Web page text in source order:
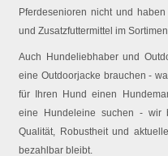
Pferdesenioren nicht und
und Zusatzfuttermittel im
Auch Hundeliebhaber und
eine Outdoorjacke brauchen -
für Ihren Hund einen
eine Hundeleine suchen - wir
Qualität, Robustheit und
bezahlbar bleibt.